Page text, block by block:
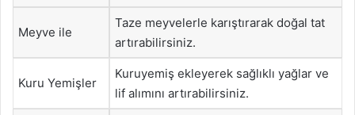
Meyve ile
Taze meyvelerle karıştırarak doğal tat
artırabilirsiniz.
Kuru Yemişler
Kuruyemiş ekleyerek sağlıklı yağlar ve
lif alımını artırabilirsiniz.